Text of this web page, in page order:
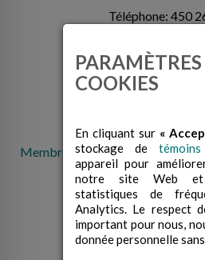
Téléphone: 450
Membre de la Fédération des
Québec
COOKIES
En cliquant sur «
stockage de
appareil pour
notre site Web et
statistiques de
Analytics. Le respect
important pour nous,
donnée personnelle